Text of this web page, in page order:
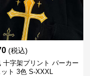
(税込)
十字架プリント パーカー
ト 3色 S-XXXL